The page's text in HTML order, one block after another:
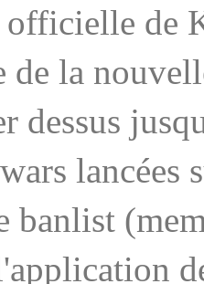
de
de la
dessus
lancées
banlist